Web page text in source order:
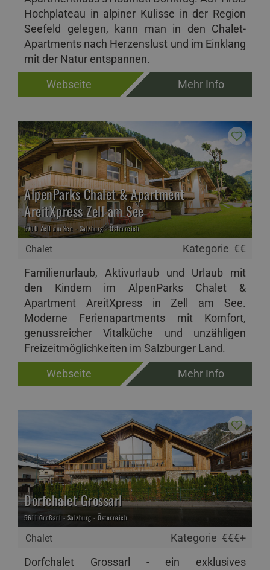
Hochplateau in alpiner Kulisse in der Region
Seefeld gelegen, kann man in den Chalet-
Apartments nach Herzenslust und im Einklang
mit der Natur entspannen.
Webseite
Mehr Info
Chalet
AlpenParks Chalet & Apartment
AreitXpress Zell am See
5700 Zell am See - Salzburg - Österreich
Kategorie €€
Familienurlaub, Aktivurlaub und Urlaub mit
den Kindern im AlpenParks Chalet &
Apartment AreitXpress in Zell am See.
Moderne Ferienapartments mit Komfort,
genussreicher Vitalküche und unzähligen
Freizeitmöglichkeiten im Salzburger Land.
Webseite
Mehr Info
Chalet
Dorfchalet Grossarl
5611 Großarl - Salzburg - Österreich
Kategorie €€€+
Dorfchalet Grossarl - ein exklusives